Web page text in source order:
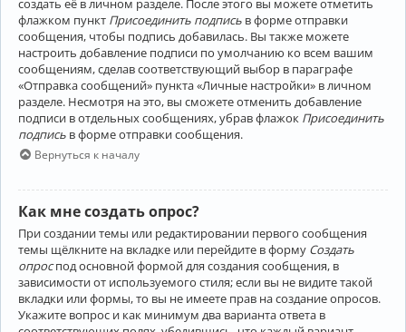
флажком пункт Присоединить подпись в форме отправки
сообщения, чтобы подпись добавилась. Вы также можете
настроить добавление подписи по умолчанию ко всем вашим
сообщениям, сделав соответствующий выбор в параграфе
«Отправка сообщений» пункта «Личные настройки» в личном
разделе. Несмотря на это, вы сможете отменить добавление
подписи в отдельных сообщениях, убрав флажок Присоединить
подпись в форме отправки сообщения.
Вернуться к началу
Как мне создать опрос?
При создании темы или редактировании первого сообщения
темы щёлкните на вкладке или перейдите в форму Создать
опроспод основной формой для создания сообщения, в
зависимости от используемого стиля; если вы не видите такой
вкладки или формы, то вы не имеете прав на создание опросов.
Укажите вопрос и как минимум два варианта ответа в